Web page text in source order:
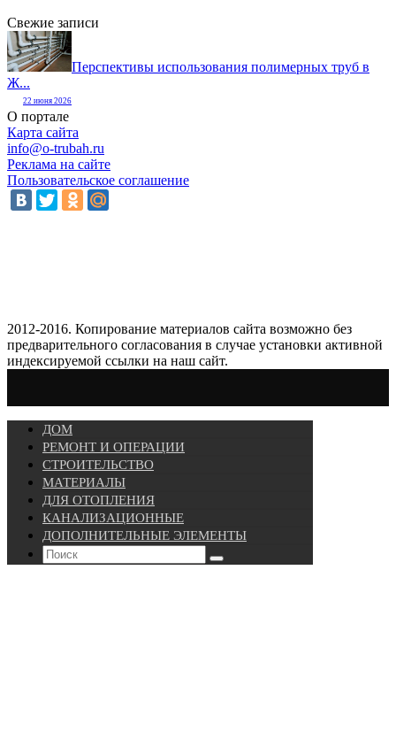
Свежие записи
Перспективы использования полимерных труб в
Ж...
22 июня 2026
О портале
Карта сайта
info@o-trubah.ru
Реклама на сайте
Пользовательское соглашение
2012-2016. Копирование материалов сайта возможно без
предварительного согласования в случае установки активной
индексируемой ссылки на наш сайт.
ДОМ
РЕМОНТ И ОПЕРАЦИИ
СТРОИТЕЛЬСТВО
МАТЕРИАЛЫ
ДЛЯ ОТОПЛЕНИЯ
КАНАЛИЗАЦИОННЫЕ
ДОПОЛНИТЕЛЬНЫЕ ЭЛЕМЕНТЫ